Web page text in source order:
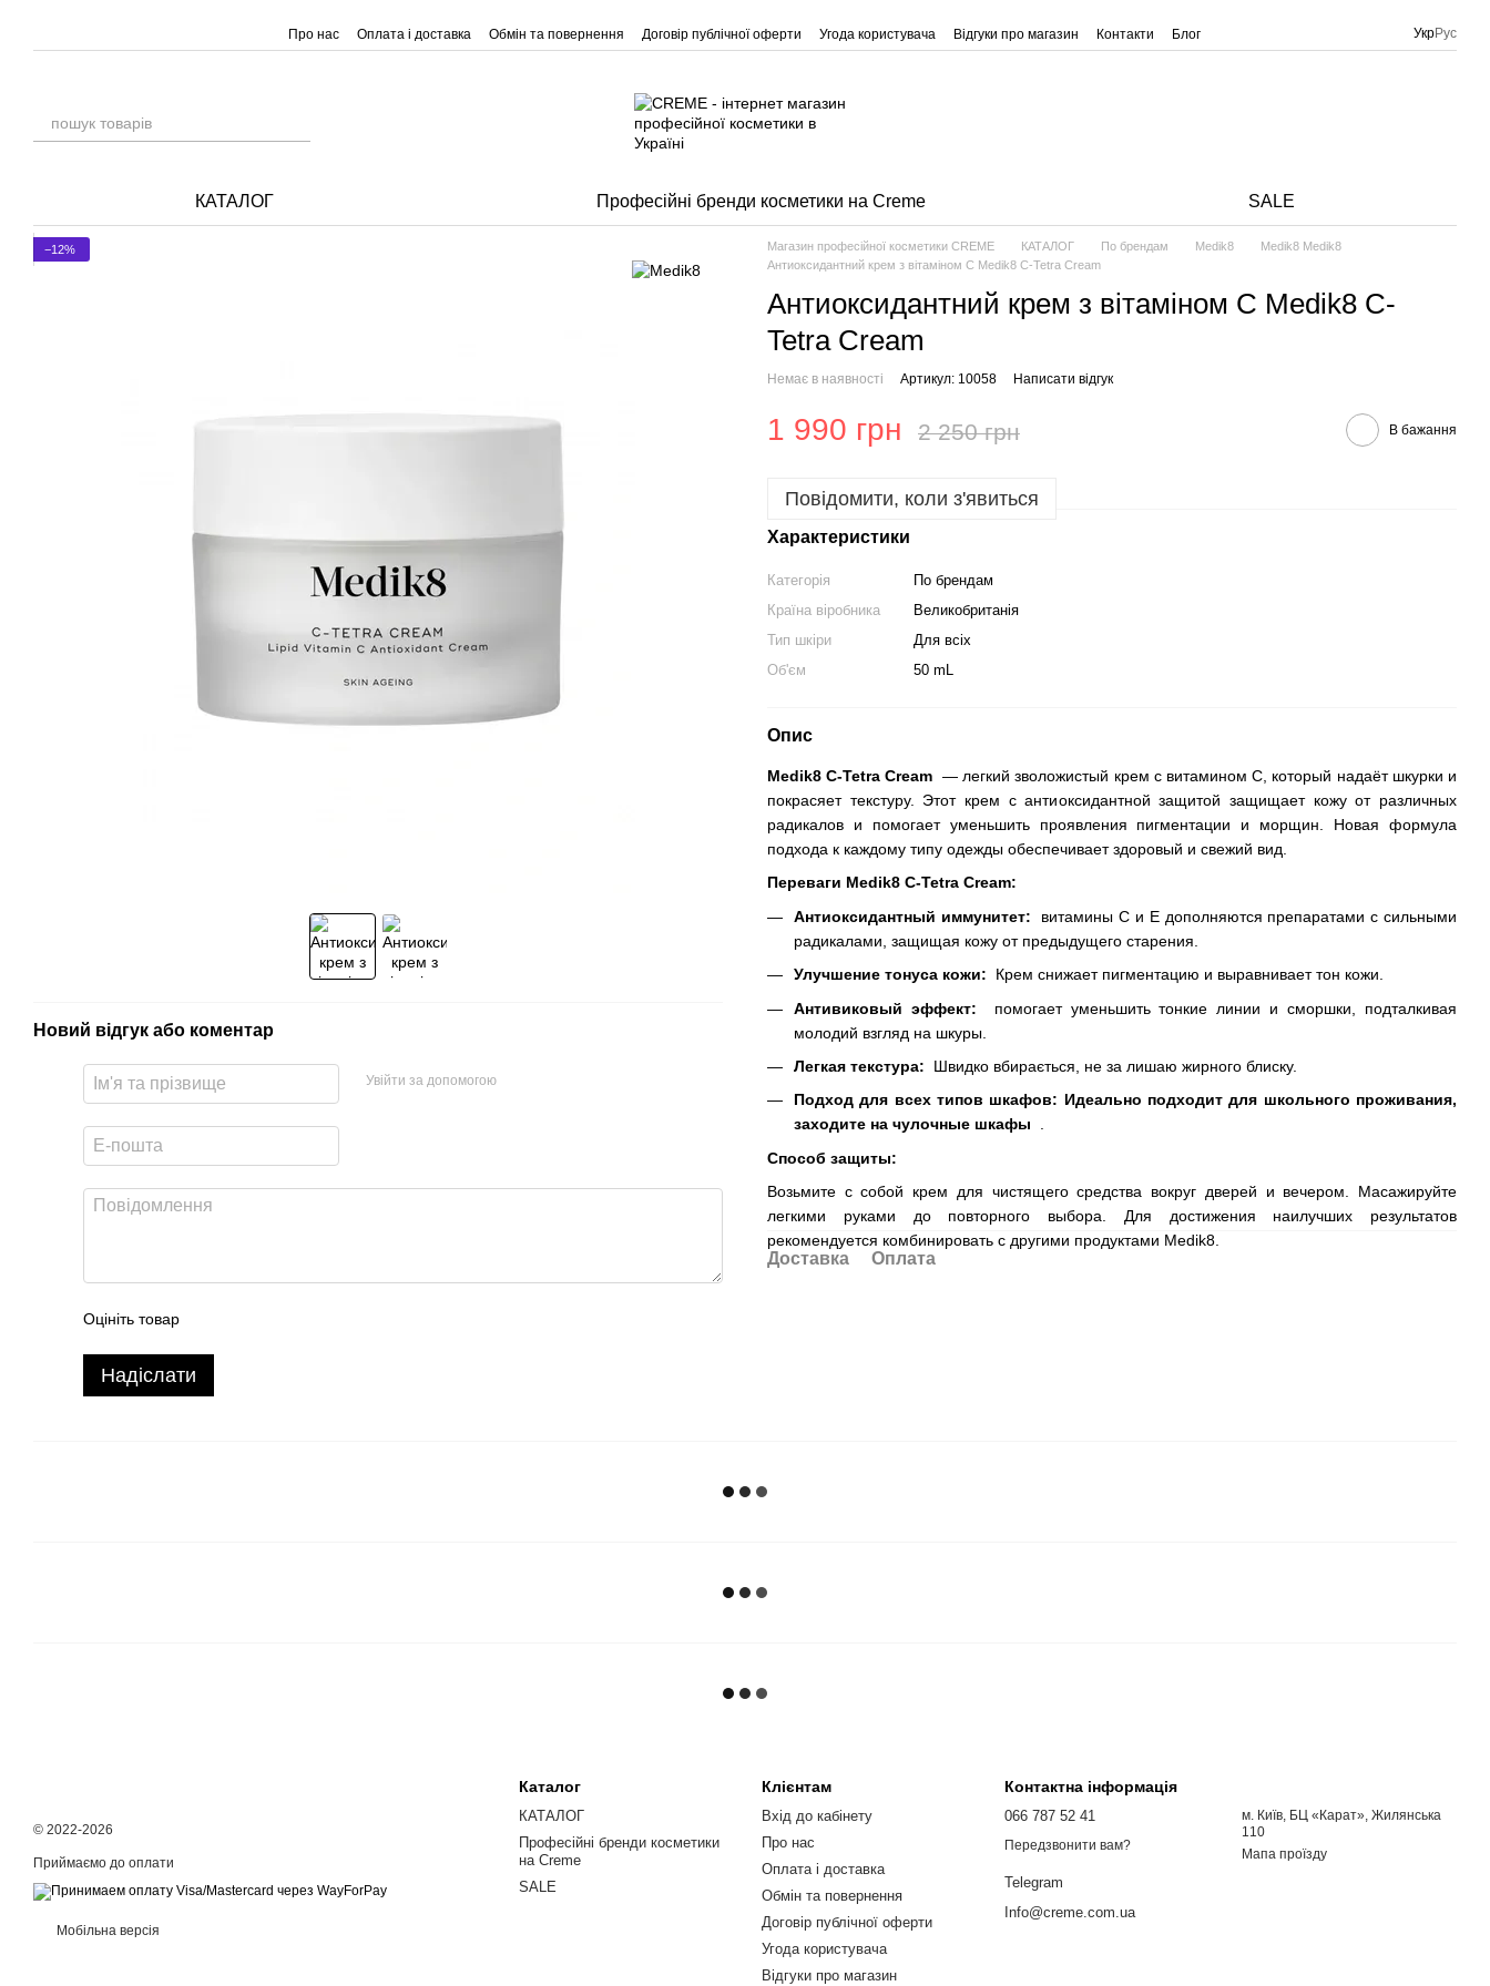
Про нас Оплата і доставка Обмін та повернення Договір публічної оферти Угода користувача Відгуки про магазин Контакти Блог УкрРус
КАТАЛОГ Професійні бренди косметики на Creme SALE
−12%
Новий відгук або коментар
Увійти за допомогою
Оцініть товар
Надіслати
Магазин професійної косметики CREME КАТАЛОГ По брендам Medik8
Medik8 Medik8
Антиоксидантний крем з вітаміном С Medik8 C-Tetra Cream
Антиоксидантний крем з вітаміном С Medik8 C-
Tetra Cream
Немає в наявності Артикул: 10058 Написати відгук
1 990 грн 2 250 грн В бажання
Повідомити, коли з'явиться
Характеристики
Категорія
По брендам
Країна віробника
Великобританія
Тип шкіри
Для всіх
Об'єм
50 mL
Опис
Medik8 C-Tetra Cream — легкий зволожистый крем с витамином С, который надаёт шкурки и
покрасяет текстуру. Этот крем с антиоксидантной защитой защищает кожу от различных
радикалов и помогает уменьшить проявления пигментации и морщин. Новая формула
подхода к каждому типу одежды обеспечивает здоровый и свежий вид.
Переваги Medik8 C-Tetra Cream:
Антиоксидантный иммунитет: витамины C и E дополняются препаратами с сильными
радикалами, защищая кожу от предыдущего старения.
Улучшение тонуса кожи: Крем снижает пигментацию и выравнивает тон кожи.
Антивиковый эффект: помогает уменьшить тонкие линии и сморшки, подталкивая
молодий взгляд на шкуры.
Легкая текстура: Швидко вбирається, не за лишаю жирного блиску.
Подход для всех типов шкафов: Идеально подходит для школьного проживания,
заходите на чулочные шкафы .
Способ защиты:
Возьмите с собой крем для чистящего средства вокруг дверей и вечером. Масажируйте
легкими руками до повторного выбора. Для достижения наилучших результатов
рекомендуется комбинировать с другими продуктами Medik8.
Доставка Оплата
© 2022-2026
Приймаємо до оплати
Мобільна версія
Каталог
КАТАЛОГ
Професійні бренди косметики
на Creme
SALE
Клієнтам
Вхід до кабінету
Про нас
Оплата і доставка
Обмін та повернення
Договір публічної оферти
Угода користувача
Відгуки про магазин
Контактна інформація
066 787 52 41
Передзвонити вам?
Telegram
Info@creme.com.ua
м. Київ, БЦ «Карат», Жилянська
110
Мапа проїзду